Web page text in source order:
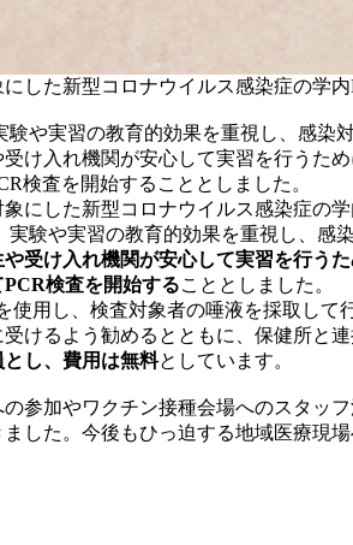
した新型コロナウイルス感染症の学内
や実習の教育的効果を重視し、感
け入れ機関が安心して実習を行うた
検査を開始することとしました。
した新型コロナウイルス感染症の学
験や実習の教育的効果を重視し、感
や受け入れ機関が安心して実習を行う
検査を開始することとしました。
用し、検査対象者の唾液を採取し
けるよう勧めるとともに、保健所と
し、費用は無料としています。
参加やワクチン接種会場へのスタッ
した。今後もひっ迫する地域医療現